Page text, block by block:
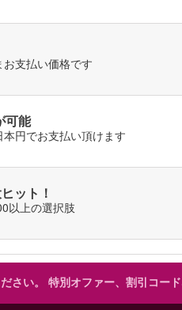
支払い価格です
可能
円でお支払い頂けます
ット！
以上の選択肢
さい。 特別オファー、割引コー